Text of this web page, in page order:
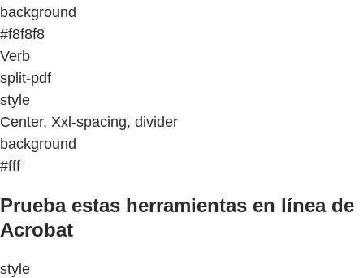
background
#f8f8f8
Verb
split-pdf
style
Center, Xxl-spacing, divider
background
#fff
Prueba estas herramientas en línea de
Acrobat
style